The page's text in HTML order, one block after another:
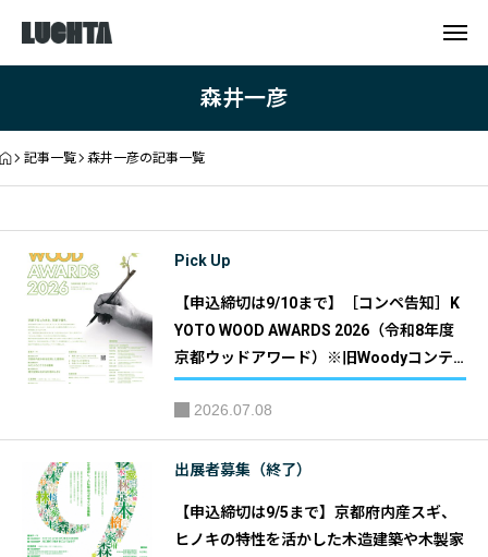
森井一彦
記事一覧 森井一彦の記事一覧
Pick Up
【申込締切は9/10まで】［コンペ告知］K
YOTO WOOD AWARDS 2026（令和8年度
京都ウッドアワード）※旧Woodyコンテ
スト／旧京都の木の家づくり表彰事業｜主
催：京都府 共催：京都府産木材利用推進
協議会
2026.07.08
出展者募集（終了）
【申込締切は9/5まで】京都府内産スギ、
ヒノキの特性を活かした木造建築や木製家